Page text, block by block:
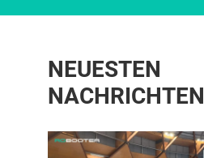
NEUESTEN
NACHRICHTEN